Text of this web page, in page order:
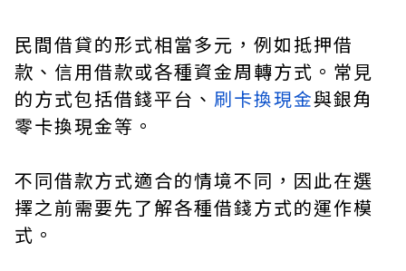
民間借貸的形式相當多元，例如抵押借
款、信用借款或各種資金周轉方式。常見
的方式包括借錢平台、 刷卡換現金與銀角
零卡換現金等。
不同借款方式適合的情境不同，因此在選
擇之前需要先了解各種借錢方式的運作模
式。